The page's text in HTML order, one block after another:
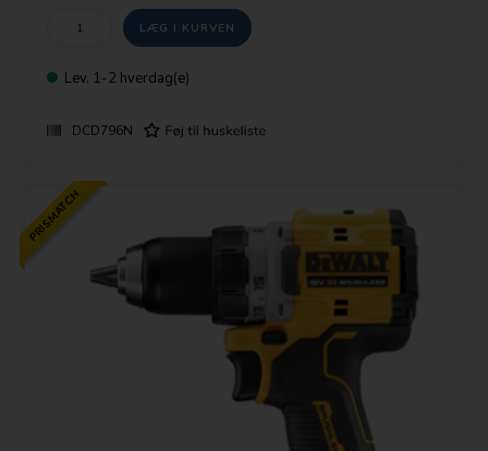
Maks. moment (hårdt): 70 Nm
Maks. moment (blødt): 27 Nm
Afgiven effekt: 460 Watt
Slag/min.: 0-9350/34000 slag/min.
Maks. borekapacitet [Metal]: 13 mm
Maks. borekapacitet [Murværk]: 13 mm
Højde: 203 mm
Bredde: 67 mm
- 18V XR Li-Ion slagboremaskine
- Kulløs motorteknologi sikrer perfekt effektivitet
- Ekstremt kompakt letvægtsdesign muliggør arbejde på trange områder
- To-gears helmetal-transmission øger køretiden og forlænger maskinens
- Bore- og slagborefunktion til mange opgavetyper
- 15-positiones justerbart moment optimerer præcision ved skrueopgaver
Lev. 1-2 hverdag(e)
DCD796N
PRISMATCH